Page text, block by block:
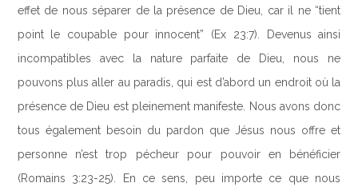
effet de nous séparer de la présence de Dieu, car il ne “tient
point le coupable pour innocent” (Ex 23:7). Devenus ainsi
incompatibles avec la nature parfaite de Dieu, nous ne
pouvons plus aller au paradis, qui est d’abord un endroit où la
présence de Dieu est pleinement manifeste. Nous avons donc
tous également besoin du pardon que Jésus nous offre et
personne n’est trop pécheur pour pouvoir en bénéficier
(Romains 3:23-25). En ce sens, peu importe ce que nous